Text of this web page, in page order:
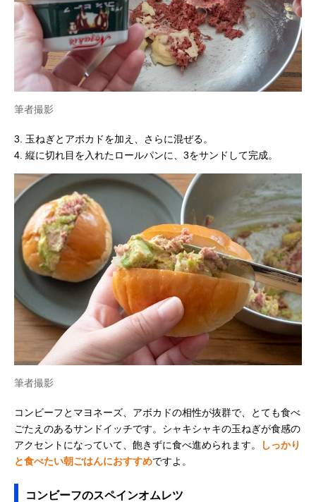
筆者撮影
3. 玉ねぎとアボカドを加え、さらに混ぜる。
4. 縦に切れ目を入れたロールパンに、3をサンドして完成。
筆者撮影
コンビーフとマヨネーズ、アボカドの相性が抜群で、とても食べ
ごたえのあるサンドイッチです。シャキシャキの玉ねぎが食感の
アクセントになっていて、飽きずに食べ進められます。
しっかり
と食べたい朝ごはんにおすすめですよ。
コンビーフのスペインオムレツ